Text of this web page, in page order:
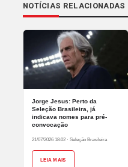
NOTÍCIAS RELACIONADAS
Jorge Jesus: Perto da
Seleção Brasileira, já
indicava nomes para pré-
convocação
21/07/2026 18:02 · Seleção Brasileira
LEIA MAIS